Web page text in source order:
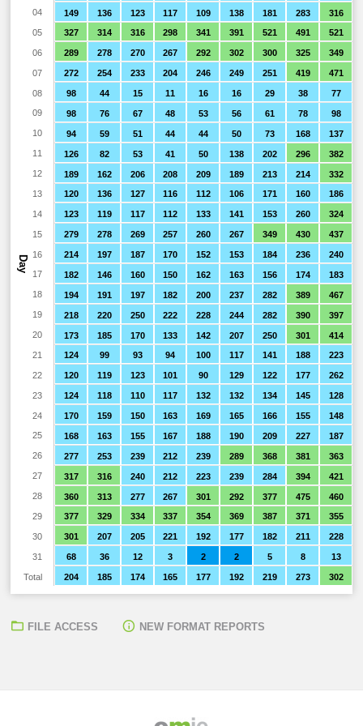
Day
149 136 123 117 109 138 181 283 316
327
314 316 298 341 391 521 491 521
289 278 270 267 292 302 300 325 349
272 254 233 204 246 249 251 419 471
98 44 15 11 16 16 29 38 77
98 76 67 48 53 56 61 78 98
94 59 51 44 44 50 73 168 137
126 82 53 41 50 138 202 296 382
189 162 206 208 209 189 213 214 332
120
136 127 116 112 106 171 160 186
123 119 117 112 133 141 153 260 324
279 278 269 257 260 267 349 430 437
214 197 187 170 152 153 184 236 240
182 146 160 150 162 163 156 174 183
194 191 197 182 200 237 282 389 467
218 220 250 222 228 244 282 390 397
173 185 170 133 142 207 250 301 414
124
99 93 94 100 117 141 188 223
120 119 123 101 90 129 122 177 262
124 118 110 117 132 132 134 145 128
170 159 150 163 169 165 166 155 148
168 163 155 167 188 190 209 227 187
277 253 239 212 239 289 368 381 363
317 316 240 212 223 239 284 394 421
360 313 277 267 301 292 377 475 460
377
329 334 337 354 369 387 371 355
301 207 205 221 192 177 182 211 228
68 36 12 3 2 2 5 8 13
204 185 174 165 177 192 219 273 302
04
05
06
07
08
09
10
11
12
13
14
15
16
17
18
19
20
21
22
23
24
25
26
27
28
29
30
31
Total
FILE ACCESS NEW FORMAT REPORTS